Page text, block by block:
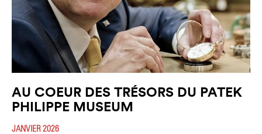
AU COEUR DES TRÉSORS DU PATEK
PHILIPPE MUSEUM
JANVIER 2026